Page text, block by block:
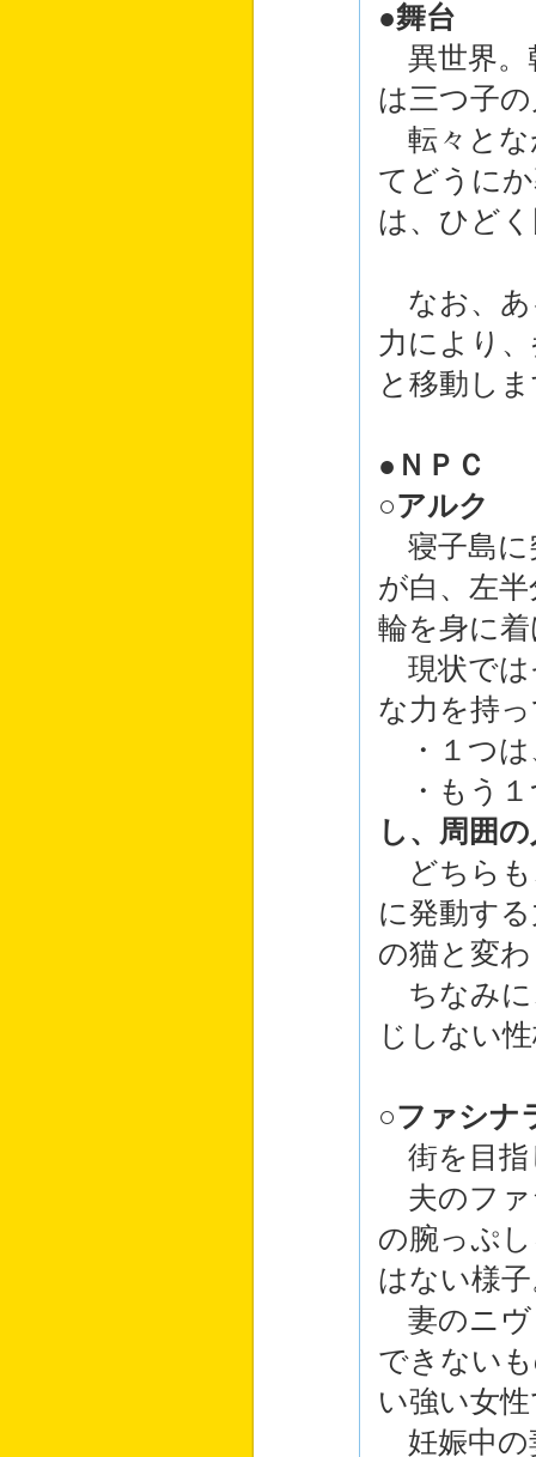
●舞台
異世界。
は三つ子
転々とな
てどうに
は、ひど
なお、あ
力により
と移動し
●ＮＰＣ
○アルク
寝子島に
が白、左
輪を身に
現状では
な力を持
・１つは
・もう１
し、周囲
どちらも
に発動す
の猫と変
ちなみに
じしない
○ファシナ
街を目指
夫のファ
の腕っぷ
はない様
妻のニヴ
できない
い強い女
妊娠中の